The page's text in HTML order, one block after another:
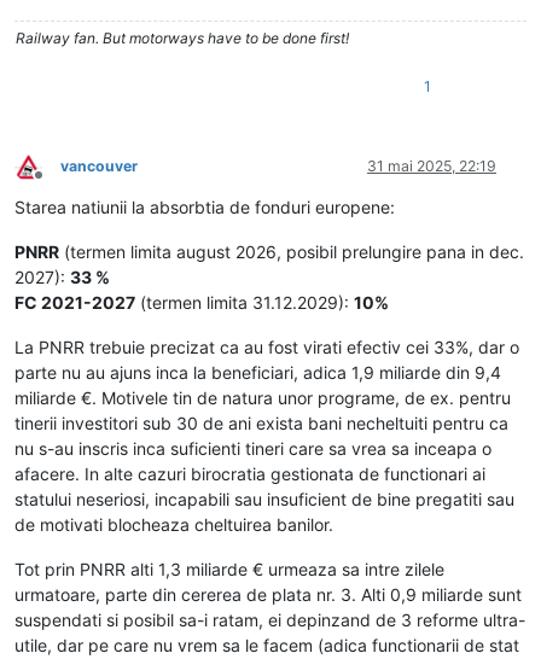
Railway fan. But motorways have to be done first!
1
Deconectat
vancouver 31 mai 2025, 22:19
Starea natiunii la absorbtia de fonduri europene:
PNRR (termen limita august 2026, posibil prelungire pana in dec.
2027): 33 %
FC 2021-2027 (termen limita 31.12.2029): 10%
La PNRR trebuie precizat ca au fost virati efectiv cei 33%, dar o
parte nu au ajuns inca la beneficiari, adica 1,9 miliarde din 9,4
miliarde €. Motivele tin de natura unor programe, de ex. pentru
tinerii investitori sub 30 de ani exista bani necheltuiti pentru ca
nu s-au inscris inca suficienti tineri care sa vrea sa inceapa o
afacere. In alte cazuri birocratia gestionata de functionari ai
statului neseriosi, incapabili sau insuficient de bine pregatiti sau
de motivati blocheaza cheltuirea banilor.
Tot prin PNRR alti 1,3 miliarde € urmeaza sa intre zilele
urmatoare, parte din cererea de plata nr. 3. Alti 0,9 miliarde sunt
suspendati si posibil sa-i ratam, ei depinzand de 3 reforme ultra-
utile, dar pe care nu vrem sa le facem (adica functionarii de stat